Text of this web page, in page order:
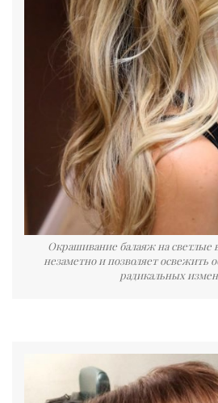
Окрашивание балаяж на светлые
незаметно и позволяет освежить
радикальных